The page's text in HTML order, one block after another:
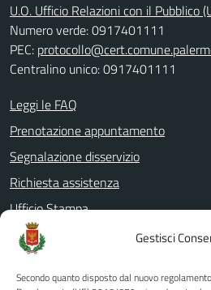
Gestisci
Secondo quanto disposto dal nuovo
U.O. Ufficio Relazioni con il Pubblico
Numero verde: 0917401111
PEC:
Centralino unico: 0917401111
Leggi le FAQ
Prenotazione appuntamento
Segnalazione disservizio
Richiesta assistenza
Ufficio Stampa
Amministrazione Trasparente
Albo pretorio